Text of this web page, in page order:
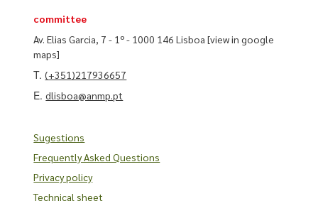
committee
Av. Elias Garcia, 7 - 1º - 1000 146 Lisboa[view in google
maps]
T.(+351)217936657
E.dlisboa@anmp.pt
Sugestions
Frequently Asked Questions
Privacy policy
Technical sheet